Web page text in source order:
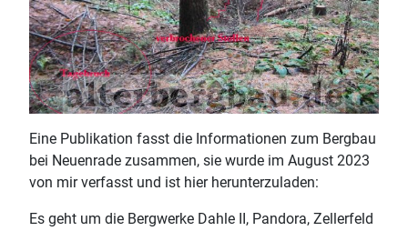
Eine Publikation fasst die Informationen zum Bergbau
bei Neuenrade zusammen, sie wurde im August 2023
von mir verfasst und ist hier herunterzuladen:
Es geht um die Bergwerke Dahle II, Pandora, Zellerfeld